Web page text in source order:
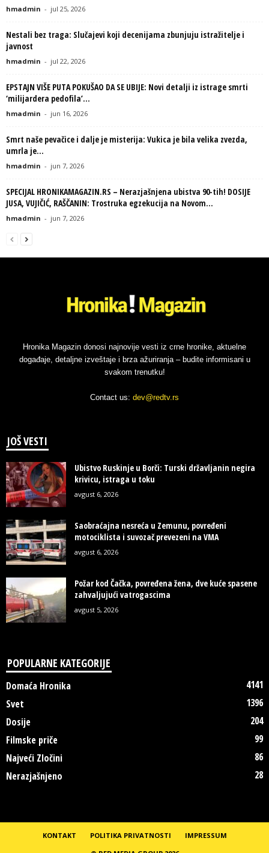
hmadmin - jul 25, 2026
Nestali bez traga: Slučajevi koji decenijama zbunjuju istražitelje i
javnost
hmadmin - jul 22, 2026
EPSTAJN VIŠE PUTA POKUŠAO DA SE UBIJE: Novi detalji iz istrage smrti
‘milijardera pedofila’...
hmadmin - jun 16, 2026
Smrt naše pevačice i dalje je misterija: Vukica je bila velika zvezda,
umrla je...
hmadmin - jun 7, 2026
SPECIJAL HRONIKAMAGAZIN.RS – Nerazjašnjena ubistva 90-tih! DOSIJE
JUSA, VUJIČIĆ, RAŠČANIN: Trostruka egzekucija na Novom...
hmadmin - jun 7, 2026
Hronika Magazin donosi najnovije vesti iz crne hronike, aktuelne
događaje, detaljne izveštaje i brza ažuriranja – budite informisani u
svakom trenutku!
Contact us: dev@redtv.rs
JOŠ VESTI
Ubistvo Ruskinje u Borči: Turski državljanin negira
krivicu, istraga u toku
avgust 6, 2026
Saobraćajna nesreća u Zemunu, povređeni
motociklista i suvozač prevezeni na VMA
avgust 6, 2026
Požar kod Čačka, povređena žena, dve kuće spasene
zahvaljujući vatrogascima
avgust 5, 2026
POPULARNE KATEGORIJE
Domaća Hronika
4141
Svet
1396
Dosije
204
Filmske priče
99
Najveći Zločini
86
Nerazjašnjeno
28
KONTAKT POLITIKA PRIVATNOSTI
IMPRESSUM